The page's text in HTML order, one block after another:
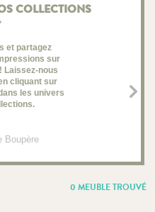
COLLECTIONS
et partagez
sur
Laissez-nous
cliquant sur
les univers
Boupère
0 MEUBLE TROUVÉ